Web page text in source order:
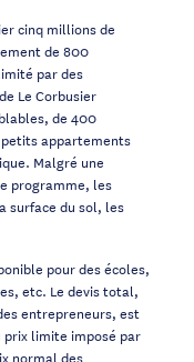
cinq millions de
de 800
par des
Le Corbusier
de 400
appartements
Malgré une
programme, les
surface du sol, les
pour des écoles,
etc. Le devis total,
entrepreneurs, est
limite imposé par
normal des